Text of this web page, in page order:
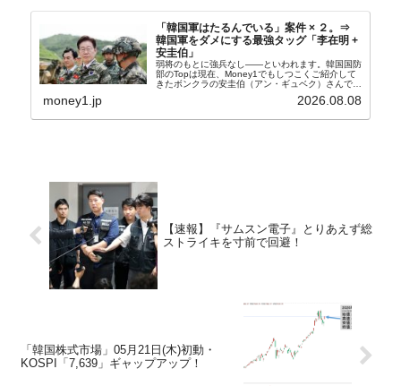
「韓国軍はたるんでいる」案件 × ２。⇒
韓国軍をダメにする最強タッグ「李在明 +
安圭伯」
弱将のもとに強兵なし――といわれます。韓国国防
部のTopは現在、Money1でもしつこくご紹介して
きたボンクラの安圭伯（アン・ギュベク）さんで
さんと「韓国初の文官上がり」の国防部長官安圭伯
money1.jp 2026.08.08
【速報】『サムスン電子』とりあえず総
ストライキを寸前で回避！
「韓国株式市場」05月21日(木)初動・
KOSPI「7,639」ギャップアップ！